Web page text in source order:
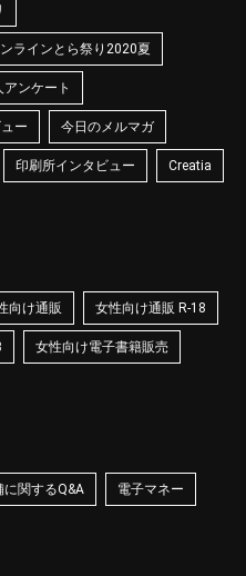
ラインとら祭り2020夏
アンケート
ー 今日のメルマガ
印刷所インタビュー Creatia
向け通販 女性向け通販 R-18
女性向け電子書籍販売
に関するQ&A 電子マネー